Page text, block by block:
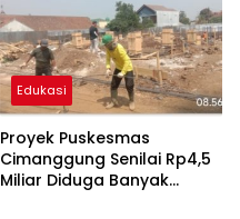
Edukasi
Proyek Puskesmas
Cimanggung Senilai Rp4,5
Miliar Diduga Banyak